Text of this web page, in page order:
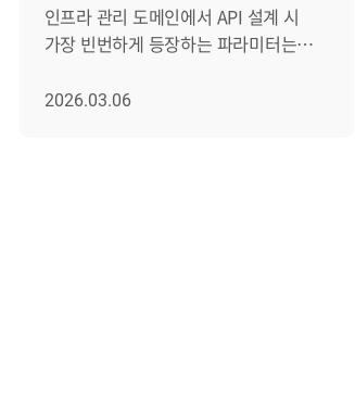
인프라 관리 도메인에서 API 설계 시
가장 빈번하게 등장하는 파라미터는
식별자는 비즈니스 로직이 실행되기 전,
2026.03.06